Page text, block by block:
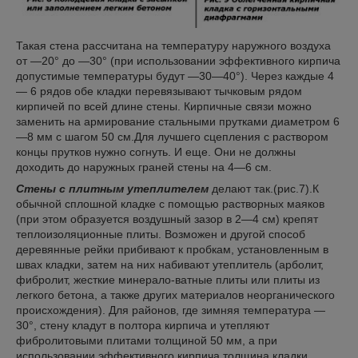
Такая стена рассчитана на температуру наружного воздуха
от —20° до —30° (при использовании эффективного кирпича
допустимые температуры будут —30—40°). Через каждые 4
— 6 рядов обе кладки перевязывают тычковым рядом
кирпичей по всей длине стены. Кирпичные связи можно
заменить на армирование стальными прутками диаметром 6
—8 мм с шагом 50 см.Для лучшего сцепления с раствором
концы прутков нужно согнуть. И еще. Они не должны
доходить до наружных граней стены на 4—6 см.
Стены с плитным утеплителем делают так.(рис.7).К
обычной сплошной кладке с помощью растворных маяков
(при этом образуется воздушный зазор в 2—4 см) крепят
теплоизоляционные плиты. Возможен и другой способ
деревянные рейки прибивают к пробкам, установленным в
швах кладки, затем на них набивают утеплитель (арболит,
фибролит, жесткие минерало-ватные плиты или плиты из
легкого бетона, а также других материалов неорганического
происхождения). Для районов, где зимняя температура —
30°, стену кладут в полтора кирпича и утепляют
фибролитовыми плитами толщиной 50 мм, а при